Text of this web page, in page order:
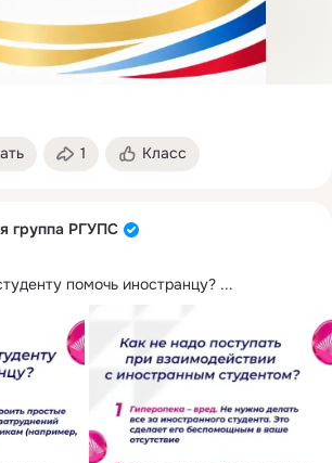
1 Класс
группа РГУПС
помочь иностранцу? ...